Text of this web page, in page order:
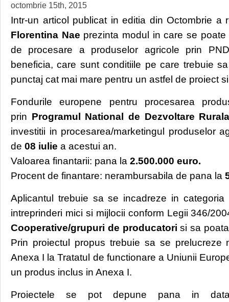
octombrie 15th, 2015
Intr-un articol publicat in editia din Octombrie a
Florentina Nae prezinta modul in care se
de procesare a produselor agricole prin
beneficia, care sunt conditiile pe care trebuie
punctaj cat mai mare pentru un astfel de proiect
Fondurile europene pentru procesarea
prin Programul National de Dezvoltare
investitii in procesarea/marketingul produselor
de 08 iulie a acestui an.
Valoarea finantarii: pana la 2.500.000 euro.
Procent de finantare: nerambursabila de pana la
Aplicantul trebuie sa se incadreze in categoria
intreprinderi mici si mijlocii conform Legii 346/
Cooperative/grupuri de producatori si sa
Prin proiectul propus trebuie sa se prelucreze
Anexa I la Tratatul de functionare a Uniunii
un produs inclus in Anexa I.
Proiectele se pot depune pana in